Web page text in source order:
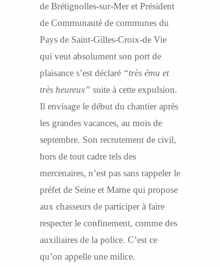
de Brétignolles-sur-Mer et Président
de Communauté de communes du
Pays de Saint-Gilles-Croix-de Vie
qui veut absolument son port de
plaisance s’est déclaré “très ému et
très heureux” suite à cette expulsion.
Il envisage le début du chantier après
les grandes vacances, au mois de
septembre. Son recrutement de civil,
hors de tout cadre tels des
mercenaires, n’est pas sans rappeler le
préfet de Seine et Marne qui propose
aux chasseurs de participer à faire
respecter le confinement, comme des
auxiliaires de la police. C’est ce
qu’on appelle une milice.